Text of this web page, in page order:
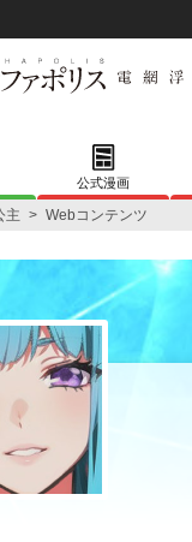
公式漫画
主 > Webコンテンツ